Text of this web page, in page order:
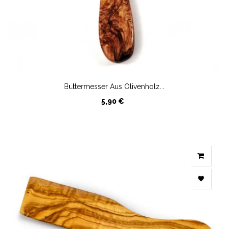
Buttermesser Aus Olivenholz...
Preis
5,90 €
